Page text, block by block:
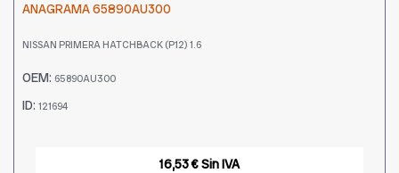
ANAGRAMA 65890AU300
NISSAN PRIMERA HATCHBACK (P12) 1.6
OEM: 65890AU300
ID: 121694
16,53 € Sin IVA